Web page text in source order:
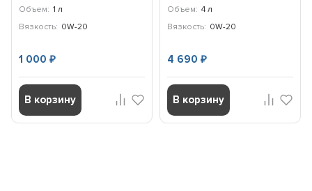
Объем: 1 л
Вязкость: 0W-20
1 000₽
В корзину
Объем: 4 л
Вязкость: 0W-20
4 690 ₽
В корзину